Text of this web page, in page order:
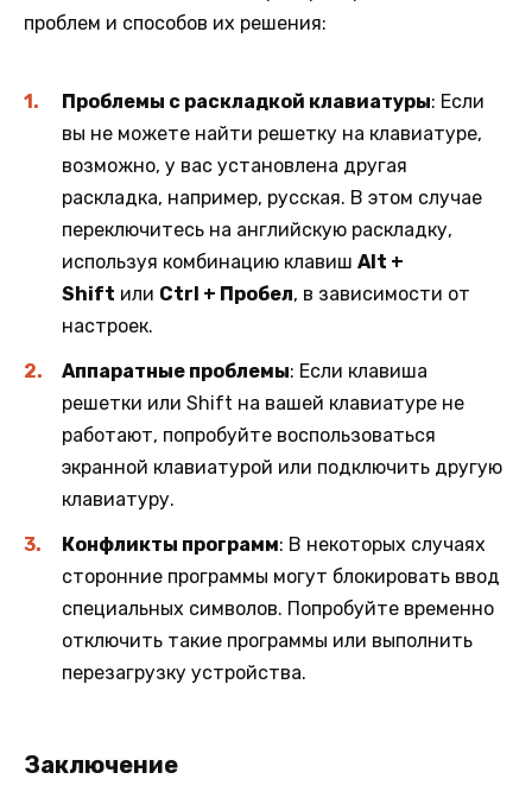
проблем и способов их решения:
Проблемы с раскладкой клавиатуры: Если
вы не можете найти решетку на клавиатуре,
возможно, у вас установлена другая
раскладка, например, русская. В этом случае
переключитесь на английскую раскладку,
используя комбинацию клавиш Alt +
Shift или Ctrl + Пробел, в зависимости от
настроек.
Аппаратные проблемы: Если клавиша
решетки или Shift на вашей клавиатуре не
работают, попробуйте воспользоваться
экранной клавиатурой или подключить другую
клавиатуру.
Конфликты программ: В некоторых случаях
сторонние программы могут блокировать ввод
специальных символов. Попробуйте временно
отключить такие программы или выполнить
перезагрузку устройства.
Заключение